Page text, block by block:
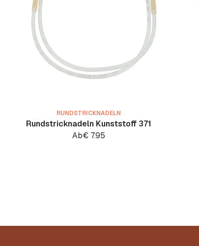
RUNDSTRICKNADELN
Rundstricknadeln Kunststoff 371
Ab€7.95